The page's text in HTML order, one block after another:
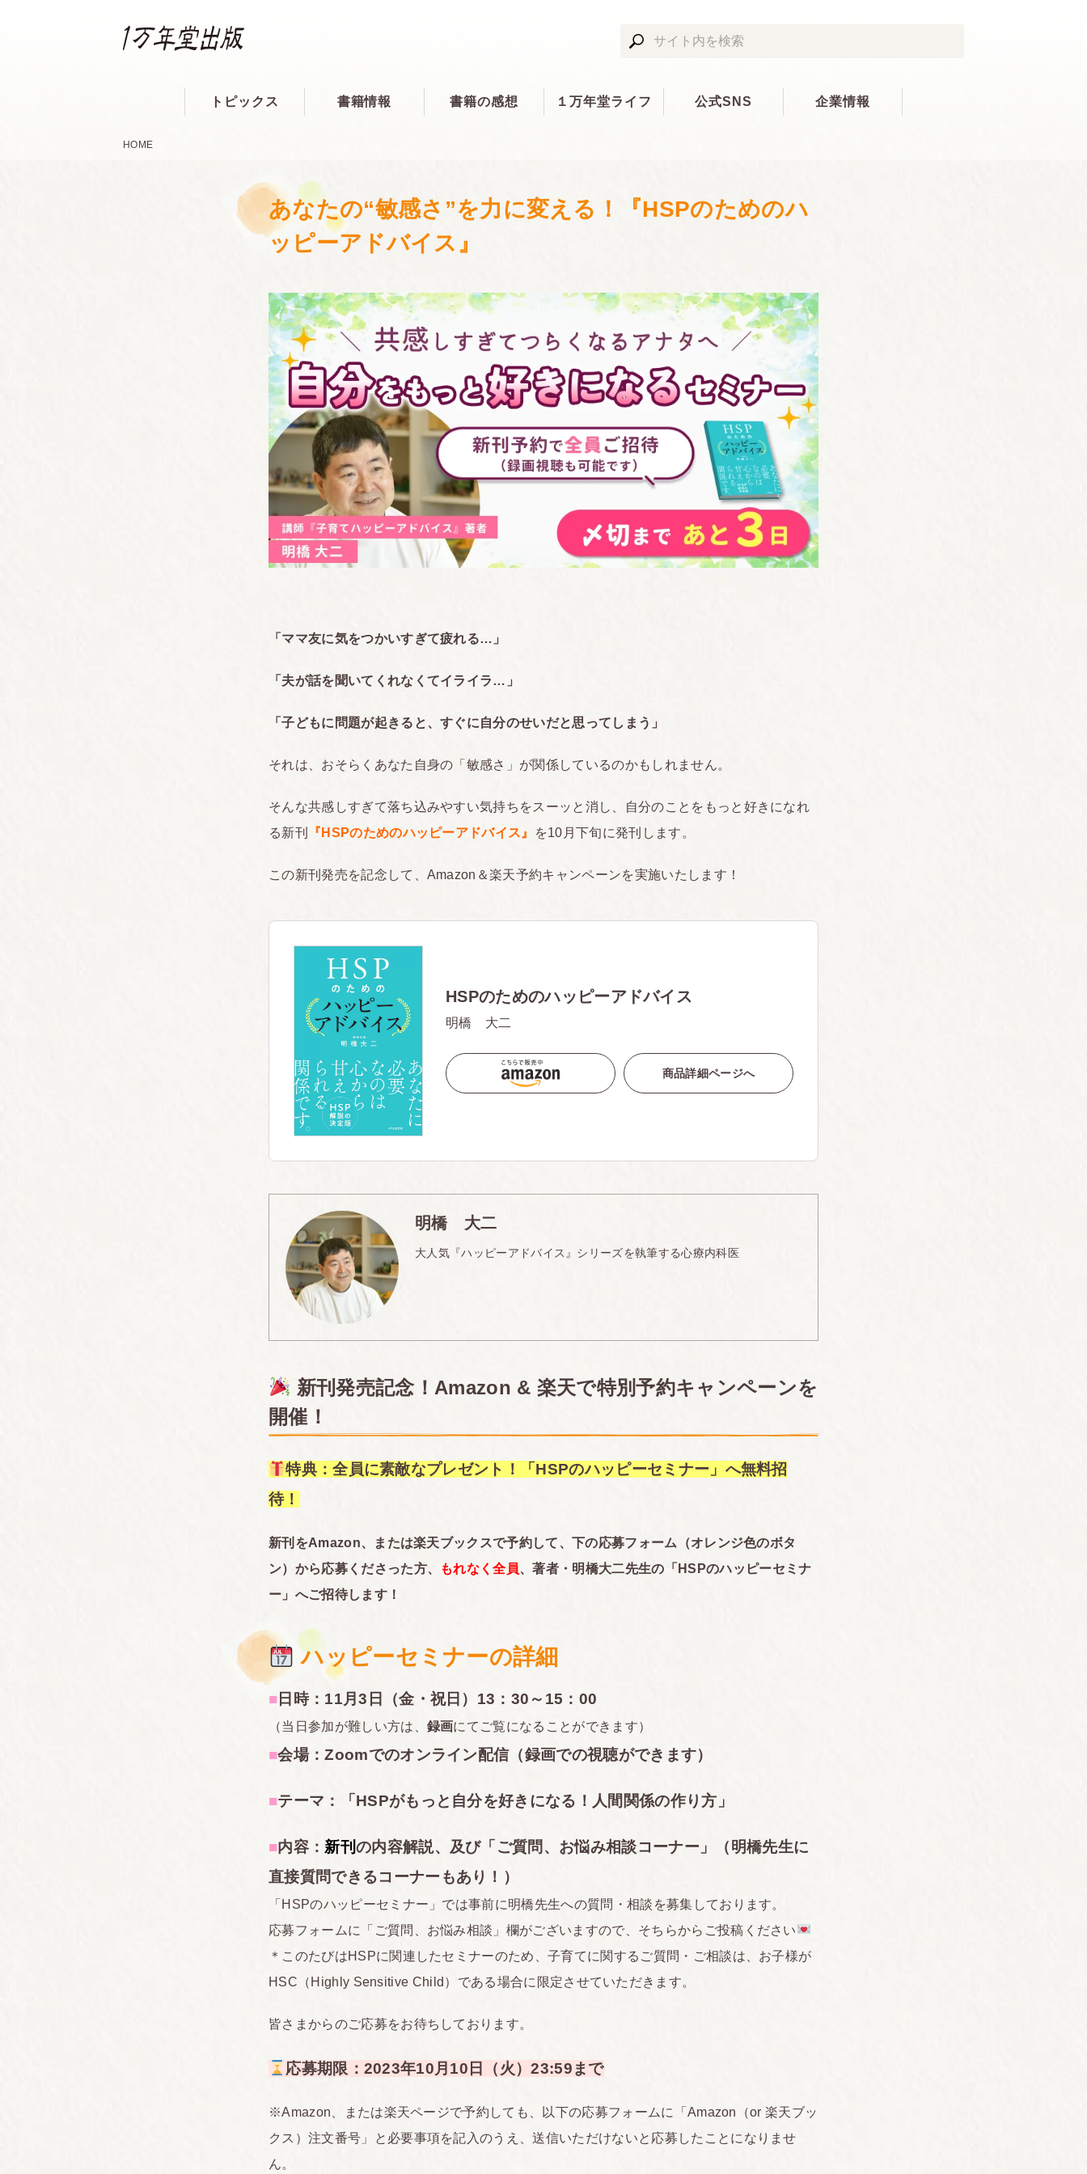
トピックス 書籍情報 書籍の感想 １万年堂ライフ 公式SNS 企業情報
HOME
あなたの“敏感さ”を力に変える！『HSPのためのハ
ッピーアドバイス』
「ママ友に気をつかいすぎて疲れる…」
「夫が話を聞いてくれなくてイライラ…」
「子どもに問題が起きると、すぐに自分のせいだと思ってしまう」
それは、おそらくあなた自身の「敏感さ」が関係しているのかもしれません。
そんな共感しすぎて落ち込みやすい気持ちをスーッと消し、自分のことをもっと好きになれ
る新刊
『HSPのためのハッピーアドバイス』 を10月下旬に発刊します。
この新刊発売を記念して、Amazon＆楽天予約キャンペーンを実施いたします！
HSPのためのハッピーアドバイス
明橋 大二
商品詳細ページへ
明橋 大二
大人気『ハッピーアドバイス』シリーズを執筆する心療内科医
新刊発売記念！Amazon & 楽天で特別予約キャンペーンを
開催！
特典：全員に素敵なプレゼント！「HSPのハッピーセミナー」へ無料招
待！
新刊をAmazon、または楽天ブックスで予約して、下の応募フォーム（オレンジ色のボタ
ン）から応募くださった方、
もれなく全員、著者・明橋大二先生の 「HSPのハッピーセミナ
ー」へご招待します！
ハッピーセミナーの詳細
■ 日時：11月3日（金・祝日）13：30～15：00
（当日参加が難しい方は、 録画にてご覧になることができます）
■会場：Zoomでのオンライン配信（録画での視聴ができます）
■テーマ：「HSPがもっと自分を好きになる！人間関係の作り方 」
■内容： 新刊の内容解説、及び「ご質問、お悩み相談コーナー」（明橋先生に
直接質問できるコーナーもあり！）
「HSPのハッピーセミナー」では事前に明橋先生への質問・相談を募集しております。
応募フォームに「ご質問、お悩み相談」欄がございますので、そちらからご投稿ください
＊このたびはHSPに関連したセミナーのため、子育てに関するご質問・ご相談は、お子様が
HSC（Highly Sensitive Child）である場合に限定させていただきます。
皆さまからのご応募をお待ちしております。
応募期限：2023年10月10日（火）23:59まで
※Amazon、または楽天ページで予約しても、以下の応募フォームに「Amazon（or 楽天ブッ
クス）注文番号」と必要事項を記入のうえ、送信いただけないと応募したことになりませ
ん。